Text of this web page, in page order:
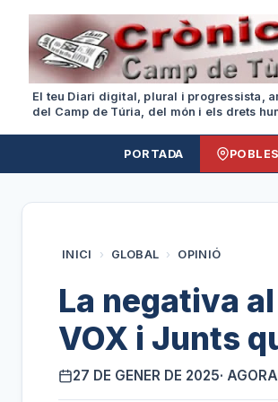
El teu Diari digital, plural i progressista,
del Camp de Túria, del món i els drets
PORTADA POBLES
INICI › GLOBAL › OPINIÓ
La negativa
VOX i Junts
27 DE GENER DE 2025·